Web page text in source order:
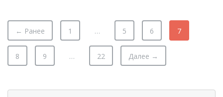
← Ранее 1 … 5 6 7
8 9 … 22 Далее →